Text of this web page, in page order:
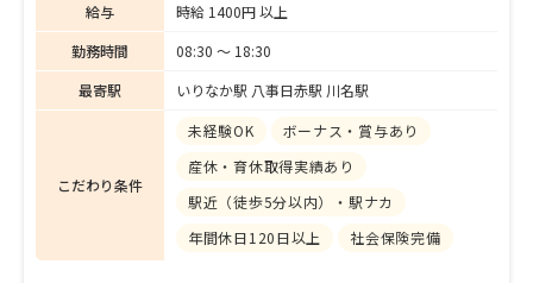
給与
時給 1400円 以上
勤務時間
08:30 〜 18:30
最寄駅
いりなか駅 八事日赤駅 川名駅
こだわり条件
未経験OK
ボーナス・賞与あり
産休・育休取得実績あり
駅近（徒歩5分以内）・駅ナカ
年間休日120日以上
社会保険完備